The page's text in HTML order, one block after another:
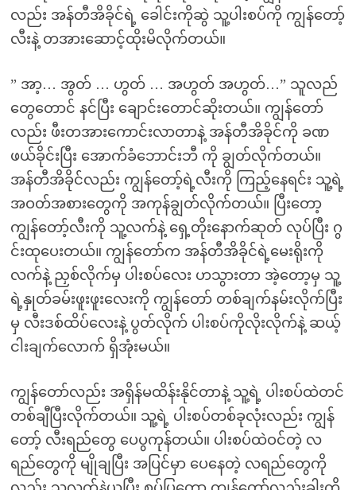
လည်း အန်တီအိခိုင်ရဲ့ ခေါင်းကိုဆွဲ သူ့ပါးစပ်ကို ကျွန်တော့်
လီးနဲ့ တအားဆောင့်ထိုးမိလိုက်တယ်။
” အာ့… အွတ် … ဟွတ် … အဟွတ် အဟွတ်…” သူလည်
တွေတောင် နင်ပြီး ချောင်းတောင်ဆိုးတယ်။ ကျွန်တော်
လည်း ဖီးတအားကောင်းလာတာနဲ့ အန်တီအိခိုင်ကို ခဏ
ဖယ်ခိုင်းပြီး အောက်ခံဘောင်းဘီ ကို ချွတ်လိုက်တယ်။
အန်တီအိခိုင်လည်း ကျွန်တော့်ရဲ့လီးကို ကြည့်နေရင်း သူ့ရဲ့
အဝတ်အစားတွေကို အကုန်ချွတ်လိုက်တယ်။ ပြီးတော့
ကျွန်တော့်လီးကို သူ့လက်နဲ့ ရှေ့တိုးနောက်ဆုတ် လုပ်ပြီး ဂွ
င်းထုပေးတယ်။ ကျွန်တော်က အန်တီအိခိုင်ရဲ့မေးရိုးကို
လက်နဲ့ ညှစ်လိုက်မှ ပါးစပ်လေး ဟသွားတာ အဲ့တော့မှ သူ့
ရဲ့နှုတ်ခမ်းဖူးဖူးလေးကို ကျွန်တော် တစ်ချက်နမ်းလိုက်ပြီး
မှ လီးဒစ်ထိပ်လေးနဲ့ ပွတ်လိုက် ပါးစပ်ကိုလိုးလိုက်နဲ့ ဆယ့်
ငါးချက်လောက် ရှိအုံးမယ်။
ကျွန်တော်လည်း အရှိန်မထိန်းနိုင်တာနဲ့ သူ့ရဲ့ ပါးစပ်ထဲတင်
တစ်ချီပြီးလိုက်တယ်။ သူ့ရဲ့ ပါးစပ်တစ်ခုလုံးလည်း ကျွန်
တော့် လီးရည်တွေ ပေပွကုန်တယ်။ ပါးစပ်ထဲဝင်တဲ့ လ
ရည်တွေကို မျိုချပြီး အပြင်မှာ ပေနေတဲ့ လရည်တွေကို